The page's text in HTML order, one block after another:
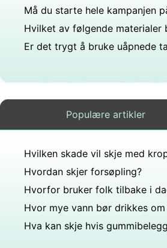
Populære artikler
Hvordan skjer forsøpling?